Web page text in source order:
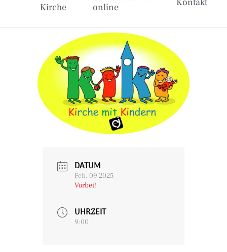
Kirche
online
DATUM
Feb. 09 2025
Vorbei!
UHRZEIT
9:00